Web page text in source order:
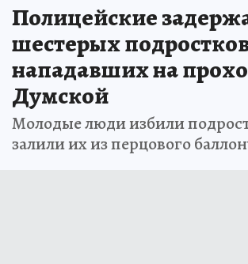
Полицейские
шестерых
нападавших на
Думской
Молодые люди избили
залили их из перцового